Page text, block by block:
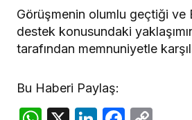
Görüşmenin olumlu geçtiği ve
destek konusundaki
tarafından memnuniyetle
Bu Haberi Paylaş: